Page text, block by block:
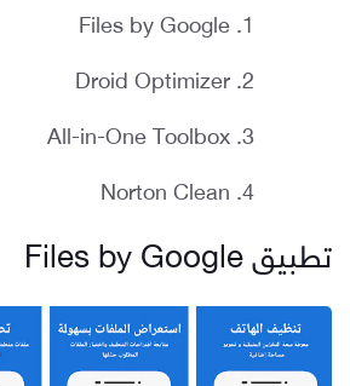
Files by Google
Droid Optimizer
All-in-One Toolbox
Norton Clean
تطبيق Files by Google